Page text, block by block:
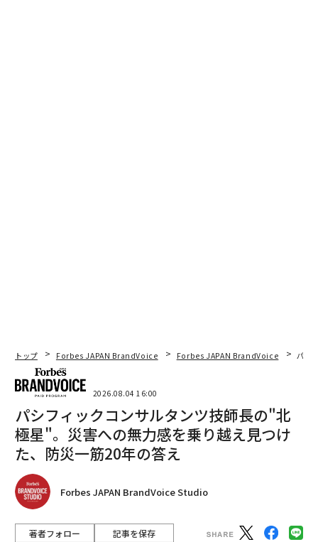
トップ Forbes JAPAN BrandVoice Forbes JAPAN BrandVoice パシ
2026.08.04 16:00
パシフィックコンサルタンツ技師長の"北
極星"。災害への無力感を乗り越え見つけ
た、防災一筋20年の答え
Forbes JAPAN BrandVoice Studio
著者フォロー 記事を保存